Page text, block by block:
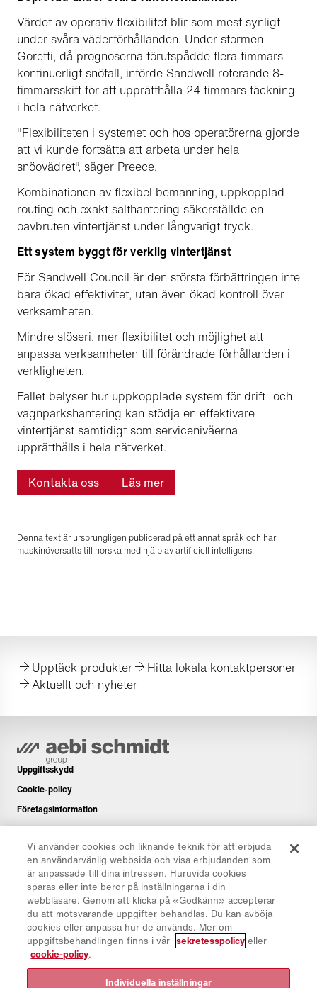
Värdet av operativ flexibilitet blir som mest synligt
under svåra väderförhållanden. Under stormen
Goretti, då prognoserna förutspådde flera timmars
kontinuerligt snöfall, införde Sandwell roterande 8-
timmarsskift för att upprätthålla 24 timmars täckning
i hela nätverket.
"Flexibiliteten i systemet och hos operatörerna gjorde
att vi kunde fortsätta att arbeta under hela
snöovädret", säger Preece.
Kombinationen av flexibel bemanning, uppkopplad
routing och exakt salthantering säkerställde en
oavbruten vintertjänst under långvarigt tryck.
Ett system byggt för verklig vintertjänst
För Sandwell Council är den största förbättringen inte
bara ökad effektivitet, utan även ökad kontroll över
verksamheten.
Mindre slöseri, mer flexibilitet och möjlighet att
anpassa verksamheten till förändrade förhållanden i
verkligheten.
Fallet belyser hur uppkopplade system för drift- och
vagnparkshantering kan stödja en effektivare
vintertjänst samtidigt som servicenivåerna
upprätthålls i hela nätverket.
Kontakta oss Läs mer
Denna text är ursprungligen publicerad på ett annat språk och har
maskinöversatts till norska med hjälp av artificiell intelligens.
Upptäck produkter
Hitta lokala kontaktpersoner
Aktuellt och nyheter
Uppgiftsskydd
Cookie-policy
Företagsinformation
Ansvarsfriskrivning
Nyhetsbrev
Reservdelar
Nedladdningsområde
CO₂-kalkylator
TCO-kalkylator
Återförsäljare och verksamhetsplatser
Översikt över produktgrupper
Vi använder cookies och liknande teknik för att erbjuda
en användarvänlig webbsida och visa erbjudanden som
är anpassade till dina intressen. Huruvida cookies
sparas eller inte beror på inställningarna i din
webbläsare. Genom att klicka på «Godkänn» accepterar
du att motsvarande uppgifter behandlas. Du kan avböja
cookies eller anpassa hur de används. Mer om
uppgiftsbehandlingen finns i vår sekretesspolicy eller
cookie-policy.
Individuella inställningar